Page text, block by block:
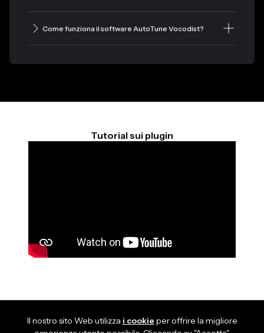
Come funziona il software AutoTune Vocodist?
Tutorial sui plugin
Il nostro sito Web utilizza i cookie per offrire la migliore